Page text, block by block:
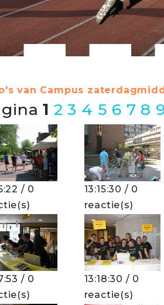
van Campus
1 2 3 4 5 6 7 8
/ 0
13:15:30 / 0
reactie(s)
/ 0
13:18:30 / 0
reactie(s)